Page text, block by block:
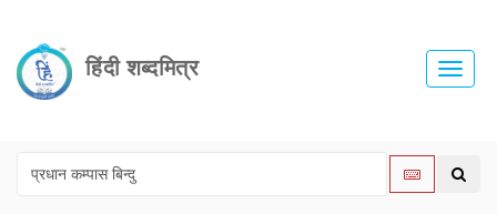
हिंदी शब्दमित्र